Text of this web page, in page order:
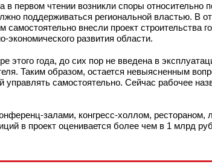
первом чтении возникли споры относительно
поддерживаться региональной властью. В
внесли проект строительства
экономического развития области.
этого года, до сих пор не введена в
Таким образом, остается невыясненным
самостоятельно. Сейчас рабочее
залами, конгресс-холлом, рестораном,
в проект оценивается более чем в 1 млрд